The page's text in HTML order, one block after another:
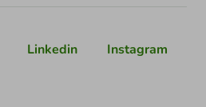
Linkedin Instagram